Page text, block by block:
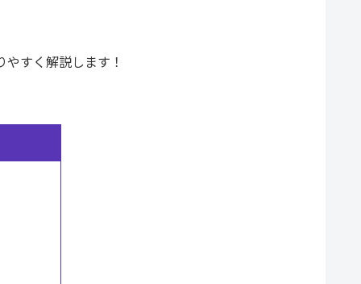
すく解説します！